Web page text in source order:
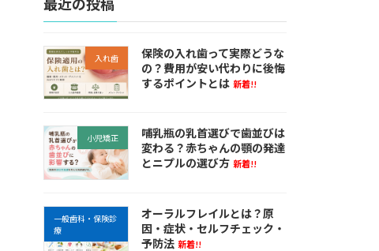
最近の投稿
入れ歯
保険の入れ歯って実際どうな
の？費用が安い代わりに後悔
するポイントとは 新着!!
小児矯正
哺乳瓶の乳首選びで歯並びは
変わる？赤ちゃんの顎の発達
とニプルの選び方 新着!!
一般歯科・保険診
療
オーラルフレイルとは？原
因・症状・セルフチェック・
予防法 新着!!